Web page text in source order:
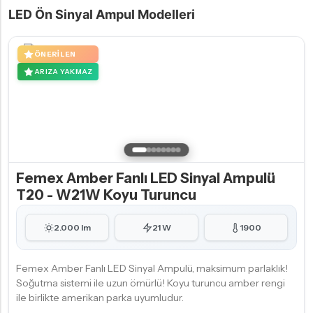
LED Ön Sinyal Ampul Modelleri
ÖNERILEN
ARIZA YAKMAZ
Femex Amber Fanlı LED Sinyal Ampulü
T20 - W21W Koyu Turuncu
2.000 lm 21 W 1900
Femex Amber Fanlı LED Sinyal Ampulü, maksimum parlaklık!
Soğutma sistemi ile uzun ömürlü! Koyu turuncu amber rengi
ile birlikte amerikan parka uyumludur.